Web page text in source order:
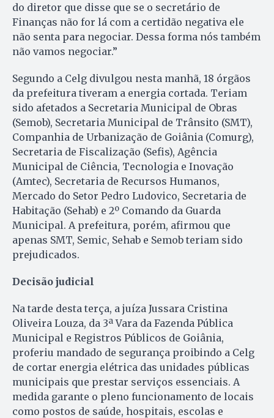
do diretor que disse que se o secretário de
Finanças não for lá com a certidão negativa ele
não senta para negociar. Dessa forma nós também
não vamos negociar.”
Segundo a Celg divulgou nesta manhã, 18 órgãos
da prefeitura tiveram a energia cortada. Teriam
sido afetados a Secretaria Municipal de Obras
(Semob), Secretaria Municipal de Trânsito (SMT),
Companhia de Urbanização de Goiânia (Comurg),
Secretaria de Fiscalização (Sefis), Agência
Municipal de Ciência, Tecnologia e Inovação
(Amtec), Secretaria de Recursos Humanos,
Mercado do Setor Pedro Ludovico, Secretaria de
Habitação (Sehab) e 2º Comando da Guarda
Municipal. A prefeitura, porém, afirmou que
apenas SMT, Semic, Sehab e Semob teriam sido
prejudicados.
Decisão judicial
Na tarde desta terça, a juíza Jussara Cristina
Oliveira Louza, da 3ª Vara da Fazenda Pública
Municipal e Registros Públicos de Goiânia,
proferiu mandado de segurança proibindo a Celg
de cortar energia elétrica das unidades públicas
municipais que prestar serviços essenciais. A
medida garante o pleno funcionamento de locais
como postos de saúde, hospitais, escolas e